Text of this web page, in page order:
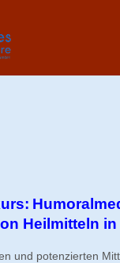
Heilmitteln in
und potenzierten